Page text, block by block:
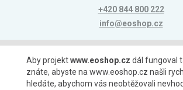
+420 844 800 222
info@eoshop.cz
Možnosti platby
Aby projektwww.eoshop.cz dál fungoval
znáte, abyste na www.eoshop.cz našli
hledáte, abychom vás neobtěžovali